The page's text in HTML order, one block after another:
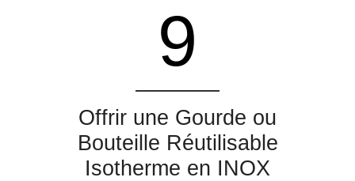
9
Offrir une Gourde ou
Bouteille Réutilisable
Isotherme en INOX